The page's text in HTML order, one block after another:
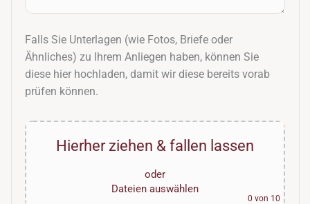
Falls Sie Unterlagen (wie Fotos, Briefe oder
Ähnliches) zu Ihrem Anliegen haben, können Sie
diese hier hochladen, damit wir diese bereits vorab
prüfen können.
Hierher ziehen & fallen lassen
oder
Dateien auswählen
0 von 10